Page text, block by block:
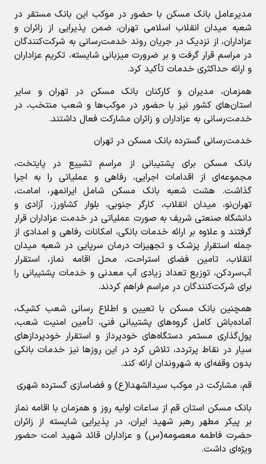
مدیرعامل بانک مسکن با حضور در موکب این بانک مستقر در
شعبه میدان انقلاب اسلامی تهران، ضمن پذیرایی از زائران و
عزاداران، از نزدیک در جریان روند خدمت‌رسانی به شرکت‌کنندگان
در مراسم قرار گرفت و بر ضرورت میزبانی شایسته، تکریم عزاداران
و ارائه حداکثری خدمات تأکید کرد.
همزمان، مدیران و کارکنان بانک مسکن در تهران و سایر
استان‌های کشور نیز با حضور در موکب‌ها و شعب منتخب، در
خدمت‌رسانی به عزاداران و زائران مشارکت فعال داشتند.
خدمت‌رسانی گسترده بانک مسکن در تهران
بانک مسکن برای پشتیبانی از مراسم تشییع در پایتخت،
مجموعه‌ای از اقدامات اجرایی، رفاهی و عملیاتی را به اجرا
گذاشت. هشت شعبه بانک مسکن شامل ایرانمهر، امامت،
تهران‌نو، میدان انقلاب، کارگر جنوبی، بلوار کشاورز، آزادی و
دانشگاه صنعتی شریف به صورت عملیاتی در خدمت عزاداران قرار
گرفتند و علاوه بر ارائه خدمات بانکی، امکانات رفاهی و امدادی از
جمله استقرار پزشک و تجهیزات درمان سرپایی در شعبه میدان
انقلاب، تامین فضای استراحت، محل اقامه نماز، استقرار
آب‌سردکن، توزیع تعداد زیادی آب معدنی و خدمات پشتیبانی را
برای شرکت‌کنندگان در مراسم فراهم کردند.
همچنین بانک مسکن با تعیین و اطلاع رسانی شعب کشیک،
آماده‌باش کامل گروه‌های پشتیبانی فنی، تأمین امنیت شعب،
پول‌گذاری مستمر دستگاه‌های خودپرداز و استقرار خودپردازهای
سیار در نقاط پرتردد، تلاش کرد در این روزها نیز خدمات بانکی
بدون وقفه‌ای به شهروندان ارائه کند.
قم، مشارکت در موکب سیدالشهدا(ع) و فضاسازی گسترده شهری
بانک مسکن استان قم از ساعات اولیه روز و همزمان با اقامه نماز
بر پیکر مطهر رهبر شهید ایران، در پذیرایی شایسته از زائران
حضرت فاطمه معصومه(س) و عزاداران قائد شهید امت حضور
ویژه‌ای داشت.